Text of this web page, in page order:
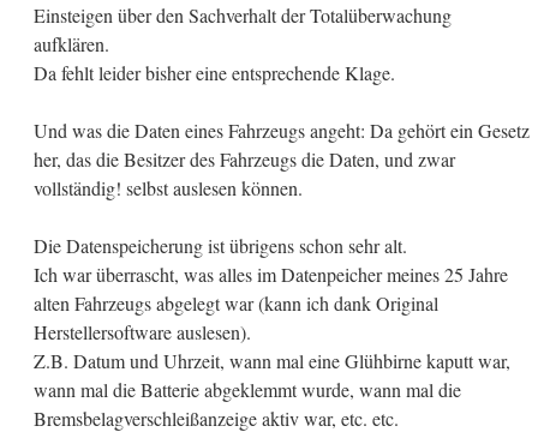
Einsteigen über den Sachverhalt der Totalüberwachung
aufklären.
Da fehlt leider bisher eine entsprechende Klage.
Und was die Daten eines Fahrzeugs angeht: Da gehört ein Gesetz
her, das die Besitzer des Fahrzeugs die Daten, und zwar
vollständig! selbst auslesen können.
Die Datenspeicherung ist übrigens schon sehr alt.
Ich war überrascht, was alles im Datenpeicher meines 25 Jahre
alten Fahrzeugs abgelegt war (kann ich dank Original
Herstellersoftware auslesen).
Z.B. Datum und Uhrzeit, wann mal eine Glühbirne kaputt war,
wann mal die Batterie abgeklemmt wurde, wann mal die
Bremsbelagverschleißanzeige aktiv war, etc. etc.